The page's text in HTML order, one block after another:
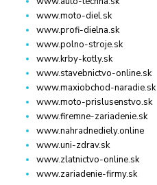
www.moto-diel.sk
www.profi-dielna.sk
www.polno-stroje.sk
www.krby-kotly.sk
www.stavebnictvo-online.sk
www.maxiobchod-naradie.sk
www.moto-prislusenstvo.sk
www.firemne-zariadenie.sk
www.nahradnediely.online
www.uni-zdrav.sk
www.zlatnictvo-online.sk
www.zariadenie-firmy.sk